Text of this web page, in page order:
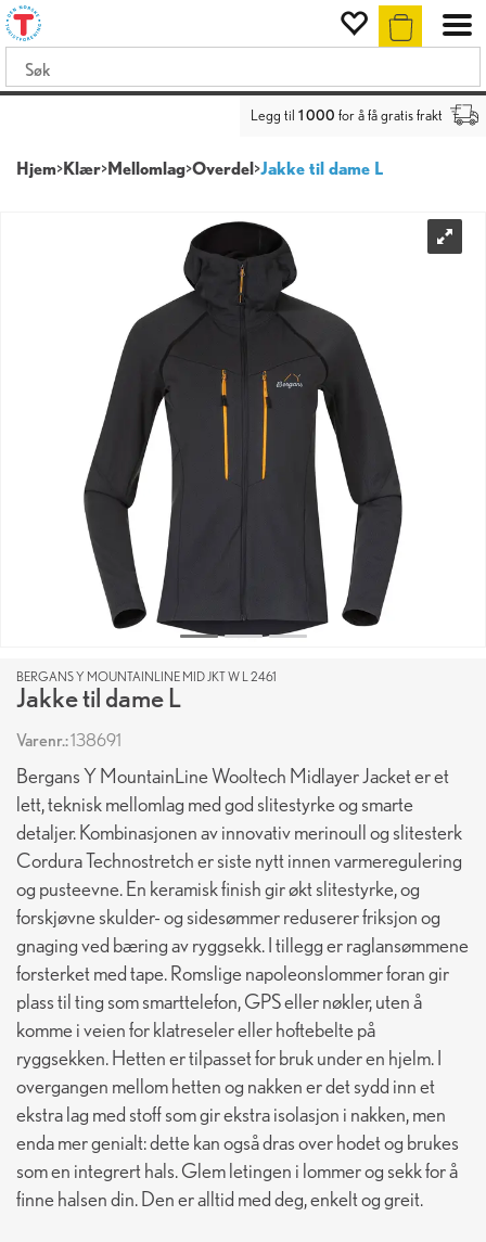
Legg til 1 000 for å få gratis frakt
Hjem>Klær>Mellomlag>Overdel>Jakke til dame L
BERGANS Y MOUNTAINLINE MID JKT W L 2461
Jakke til dame L
Varenr.:138691
Bergans Y MountainLine Wooltech Midlayer Jacket er et
lett, teknisk mellomlag med god slitestyrke og smarte
detaljer. Kombinasjonen av innovativ merinoull og slitesterk
Cordura Technostretch er siste nytt innen varmeregulering
og pusteevne. En keramisk finish gir økt slitestyrke, og
forskjøvne skulder- og sidesømmer reduserer friksjon og
gnaging ved bæring av ryggsekk. I tillegg er raglansømmene
forsterket med tape. Romslige napoleonslommer foran gir
plass til ting som smarttelefon, GPS eller nøkler, uten å
komme i veien for klatreseler eller hoftebelte på
ryggsekken. Hetten er tilpasset for bruk under en hjelm. I
overgangen mellom hetten og nakken er det sydd inn et
ekstra lag med stoff som gir ekstra isolasjon i nakken, men
enda mer genialt: dette kan også dras over hodet og brukes
som en integrert hals. Glem letingen i lommer og sekk for å
finne halsen din. Den er alltid med deg, enkelt og greit.